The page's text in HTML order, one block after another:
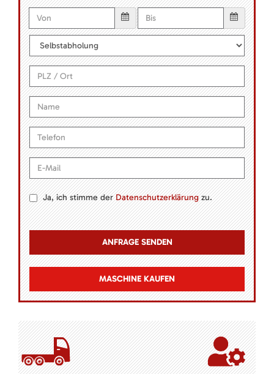
Ja, ich stimme derDatenschutzerklärungzu.
MASCHINE KAUFEN